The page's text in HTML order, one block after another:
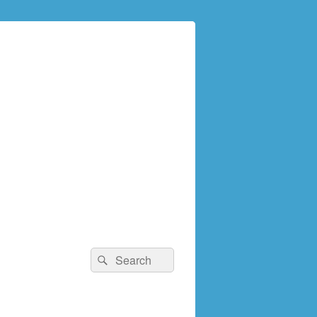
検
索:
検
索